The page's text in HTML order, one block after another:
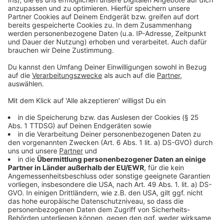
Angekommen in Duisburg wurden dieArapaimasdann
mit einem fest installierten Kran in der Tropenhalle in
ihr neues Zuhause gebracht. Nach knapp einer Woche
Eingewöhnung schwimmen die Neuankömmlinge nun
zusammen mit drei deutlich kleineren Artgenossen und
anderen Fischarten in der Unterwasserwelt am
Kaiserberg. "Arapaimas sind eindrucksvolle Tiere. Sie
leben nur in wenigen Zoologischen Gärten und sind
etwas ganz Besonderes", sagte Zoo-Kuratorin Taissa
Faust.
Anzeige
Das ist der Arapaima-Fisch
Anzeige